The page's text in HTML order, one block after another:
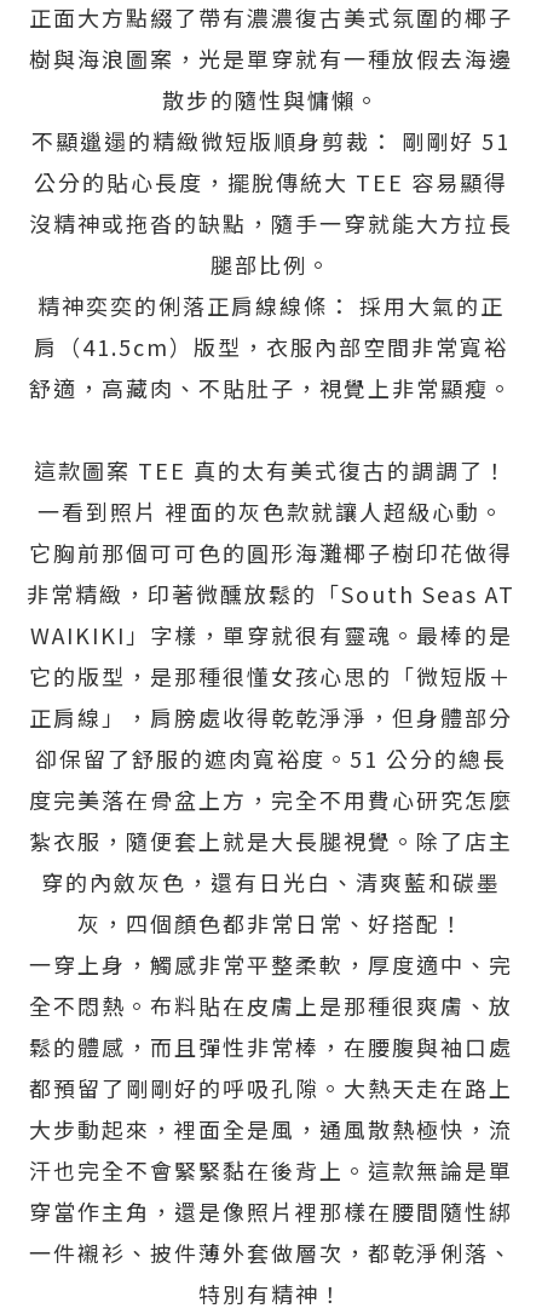
正面大方點綴了帶有濃濃復古美式氛圍的椰子
樹與海浪圖案，光是單穿就有一種放假去海邊
散步的隨性與慵懶。
不顯邋遢的精緻微短版順身剪裁： 剛剛好 51
公分的貼心長度，擺脫傳統大 TEE 容易顯得
沒精神或拖沓的缺點，隨手一穿就能大方拉長
腿部比例。
精神奕奕的俐落正肩線線條： 採用大氣的正
肩（41.5cm）版型，衣服內部空間非常寬裕
舒適，高藏肉、不貼肚子，視覺上非常顯瘦。
這款圖案 TEE 真的太有美式復古的調調了！
一看到照片 裡面的灰色款就讓人超級心動。
它胸前那個可可色的圓形海灘椰子樹印花做得
非常精緻，印著微醺放鬆的「South Seas AT
WAIKIKI」字樣，單穿就很有靈魂。最棒的是
它的版型，是那種很懂女孩心思的「微短版＋
正肩線」，肩膀處收得乾乾淨淨，但身體部分
卻保留了舒服的遮肉寬裕度。51 公分的總長
度完美落在骨盆上方，完全不用費心研究怎麼
紮衣服，隨便套上就是大長腿視覺。除了店主
穿的內斂灰色，還有日光白、清爽藍和碳墨
灰，四個顏色都非常日常、好搭配！
一穿上身，觸感非常平整柔軟，厚度適中、完
全不悶熱。布料貼在皮膚上是那種很爽膚、放
鬆的體感，而且彈性非常棒，在腰腹與袖口處
都預留了剛剛好的呼吸孔隙。大熱天走在路上
大步動起來，裡面全是風，通風散熱極快，流
汗也完全不會緊緊黏在後背上。這款無論是單
穿當作主角，還是像照片裡那樣在腰間隨性綁
一件襯衫、披件薄外套做層次，都乾淨俐落、
特別有精神！